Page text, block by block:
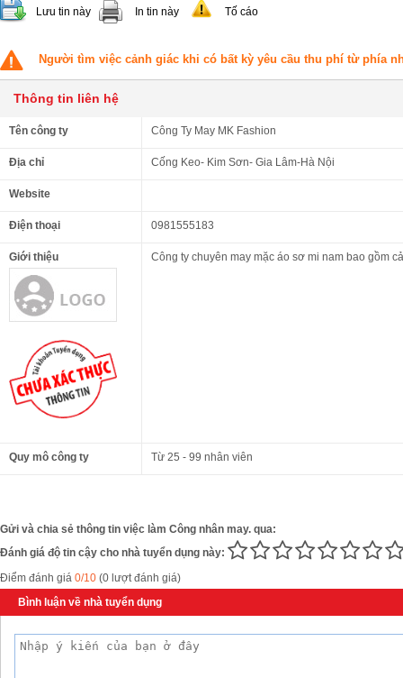
Lưu tin này In tin này Tố cáo
Người tìm việc cảnh giác khi có bất kỳ yêu cầu thu phí từ phía
Thông tin liên hệ
Tên công ty Công Ty May MK Fashion
Địa chỉ Cống Keo- Kim Sơn- Gia Lâm-Hà Nội
Website
Điện thoại 0981555183
Giới thiệu Công ty chuyên may mặc áo sơ mi nam bao gồm
Quy mô công ty Từ 25 - 99 nhân viên
Gửi và chia sẻ thông tin việc làm Công nhân may. qua:
Đánh giá độ tin cậy cho nhà tuyển dụng này:
Điểm đánh giá 0/10 (0 lượt đánh giá)
Bình luận về nhà tuyển dụng